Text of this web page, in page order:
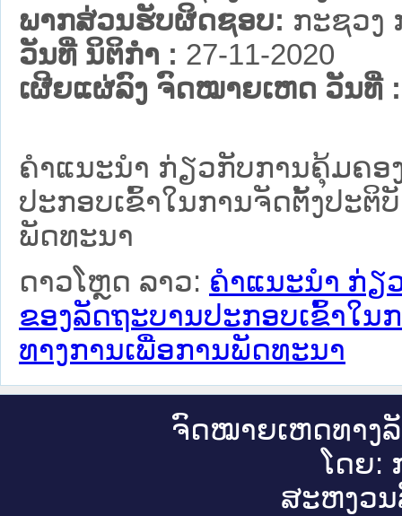
ພາກສ່ວນຮັບຜິດຊອບ: ກະຊວງ
ວັນທີ່ ນິຕິກໍາ : 27-11-2020
ເຜີຍແຜ່ລົງ ຈົດໝາຍເຫດ ວັນທີ່ :
ຄໍາແນະນໍາ ກ່ຽວກັບການຄຸ້ມຄອ
ປະກອບເຂົ້າໃນການຈັດຕັ້ງປະຕິ
ພັດທະນາ
ດາວໂຫຼດ ລາວ: ຄໍາແນະນໍາ ກ່ຽ
ຂອງລັດຖະບານປະກອບເຂົ້າໃນ
ທາງການເພື່ອການພັດທະນາ
ຈົດ​ໝາຍ​ເຫດ​ທາງ​
ໂດຍ:
ສະ​ຫງວນ​